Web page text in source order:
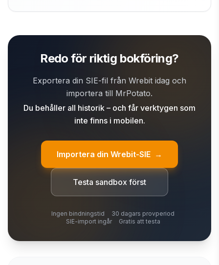
Redo för riktig bokföring?
Exportera din SIE-fil från Wrebit idag och
importera till MrPotato.
Du behåller all historik – och får verktygen som
inte finns i mobilen.
Importera din Wrebit-SIE →
Testa sandbox först
Ingen bindningstid
30 dagars provperiod
SIE-import ingår
Gratis att testa